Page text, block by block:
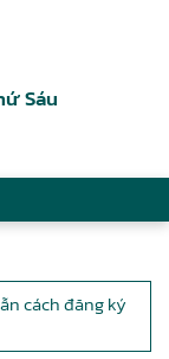
Sáu
cách đăng ký